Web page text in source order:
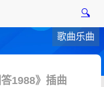
🔍
歌曲乐曲
1988》插曲